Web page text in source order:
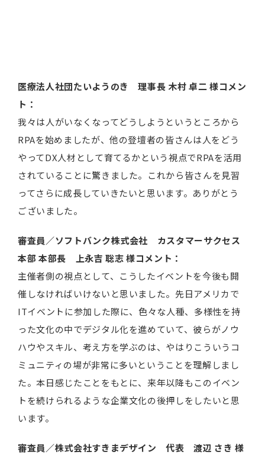
医療法人社団たいようのき 理事長 木村卓二様コメン
ト：
我々は人がいなくなってどうしようというところから
RPAを始めましたが、他の登壇者の皆さんは人をどう
やってDX人材として育てるかという視点でRPAを活用
されていることに驚きました。これから皆さんを見習
ってさらに成長していきたいと思います。ありがとう
ございました。
審査員／ソフトバンク株式会社 カスタマーサクセス
本部 本部長 上永吉 聡志 様コメント：
主催者側の視点として、こうしたイベントを今後も開
催しなければいけないと思いました。先日アメリカで
ITイベントに参加した際に、色々な人種、多様性を持
った文化の中でデジタル化を進めていて、彼らがノウ
ハウやスキル、考え方を学ぶのは、やはりこういうコ
ミュニティの場が非常に多いということを理解しまし
た。本日感じたことをもとに、来年以降もこのイベン
トを続けられるような企業文化の後押しをしたいと思
います。
審査員／株式会社すきまデザイン 代表 渡辺 さき 様